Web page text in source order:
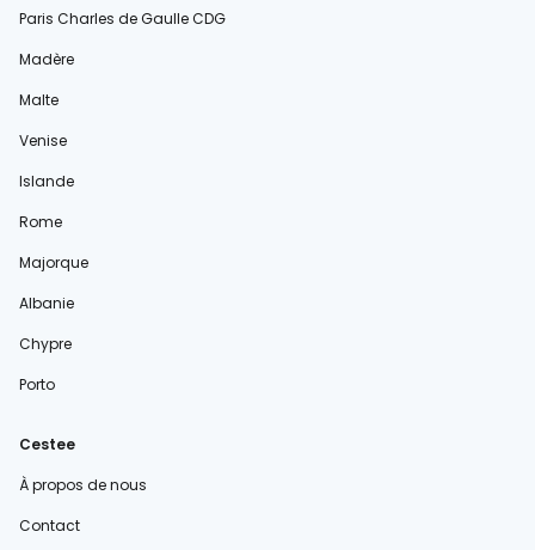
Paris Charles de Gaulle CDG
Madère
Malte
Venise
Islande
Rome
Majorque
Albanie
Chypre
Porto
Cestee
À propos de nous
Contact